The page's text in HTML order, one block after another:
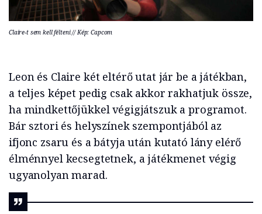
Claire-t sem kell félteni // Kép: Capcom
Leon és Claire két eltérő utat jár be a játékban,
a teljes képet pedig csak akkor rakhatjuk össze,
ha mindkettőjükkel végigjátszuk a programot.
Bár sztori és helyszínek szempontjából az
ifjonc zsaru és a bátyja után kutató lány elérő
élménnyel kecsegtetnek, a játékmenet végig
ugyanolyan marad.